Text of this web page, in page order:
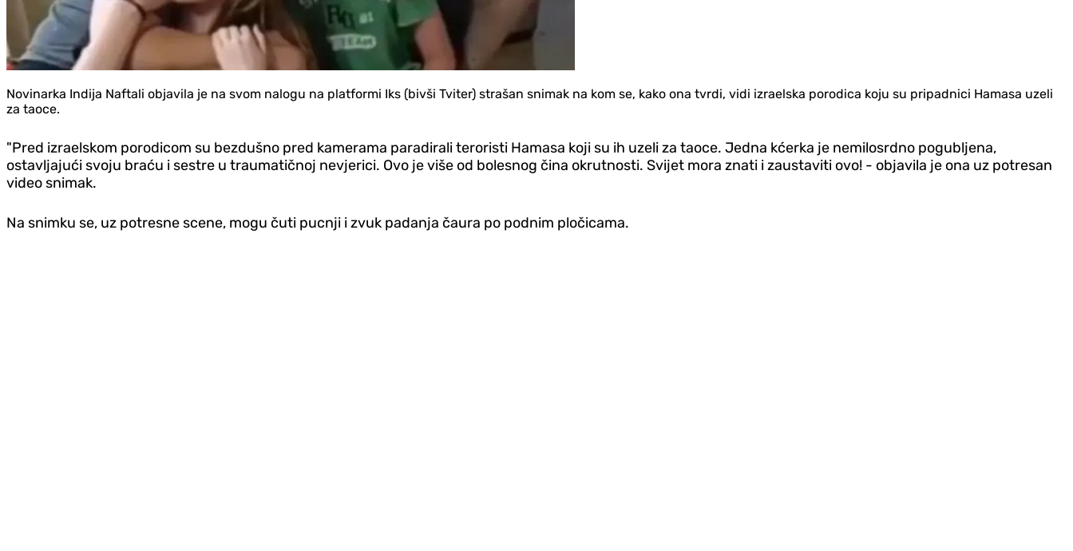
Novinarka Indija Naftali objavila je na svom nalogu na platformi Iks (bivši Tviter) strašan snimak na kom se, kako ona tvrdi, vidi izraelska porodica koju su pripadnici Hamasa uzeli
za taoce.
"Pred izraelskom porodicom su bezdušno pred kamerama paradirali teroristi Hamasa koji su ih uzeli za taoce. Jedna kćerka je nemilosrdno pogubljena,
ostavljajući svoju braću i sestre u traumatičnoj nevjerici. Ovo je više od bolesnog čina okrutnosti. Svijet mora znati i zaustaviti ovo! - objavila je ona uz potresan
video snimak.
Na snimku se, uz potresne scene, mogu čuti pucnji i zvuk padanja čaura po podnim pločicama.